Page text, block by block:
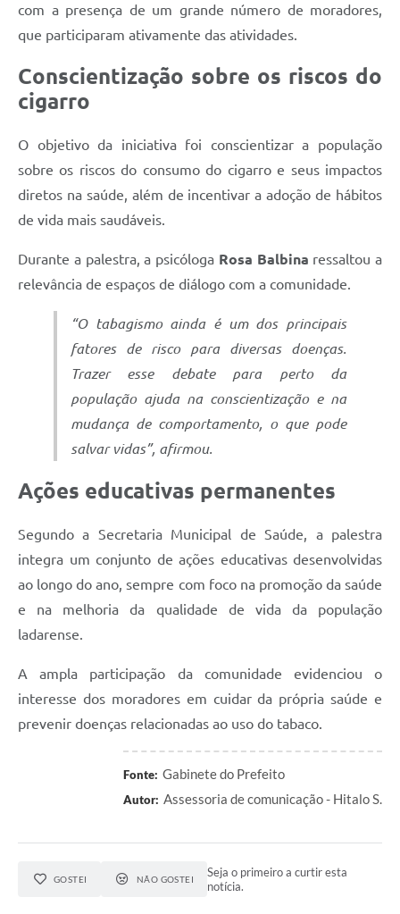
com a presença de um grande número de moradores,
que participaram ativamente das atividades.
Conscientização sobre os riscos do
cigarro
O objetivo da iniciativa foi conscientizar a população
sobre os riscos do consumo do cigarro e seus impactos
diretos na saúde, além de incentivar a adoção de hábitos
de vida mais saudáveis.
Durante a palestra, a psicóloga Rosa Balbina ressaltou a
relevância de espaços de diálogo com a comunidade.
“O tabagismo ainda é um dos principais
fatores de risco para diversas doenças.
Trazer esse debate para perto da
população ajuda na conscientização e na
mudança de comportamento, o que pode
salvar vidas”, afirmou.
Ações educativas permanentes
Segundo a Secretaria Municipal de Saúde, a palestra
integra um conjunto de ações educativas desenvolvidas
ao longo do ano, sempre com foco na promoção da saúde
e na melhoria da qualidade de vida da população
ladarense.
A ampla participação da comunidade evidenciou o
interesse dos moradores em cuidar da própria saúde e
prevenir doenças relacionadas ao uso do tabaco.
Fonte: Gabinete do Prefeito
Autor: Assessoria de comunicação - Hitalo S.
GOSTEI NÃO GOSTEI
Seja o primeiro a curtir esta
notícia.